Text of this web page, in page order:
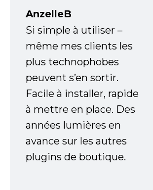
AnzelleB
Si simple à utiliser –
même mes clients les
plus technophobes
peuvent s’en sortir.
Facile à installer, rapide
à mettre en place. Des
années lumières en
avance sur les autres
plugins de boutique.